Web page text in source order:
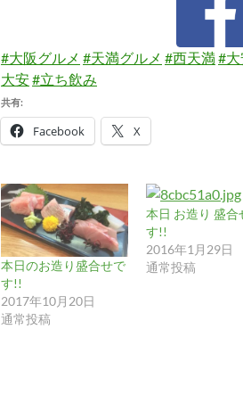
#大阪グルメ #天満グルメ #西天満#
大安#立ち飲み
共有:
Facebook X
本日のお造り盛合せで
す!!
2017年10月20日
通常投稿
本日 お造り 盛合
す!!
2016年1月29日
通常投稿